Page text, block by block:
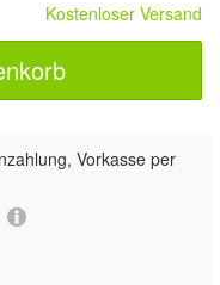
Kostenloser Versand
Vorkasse per